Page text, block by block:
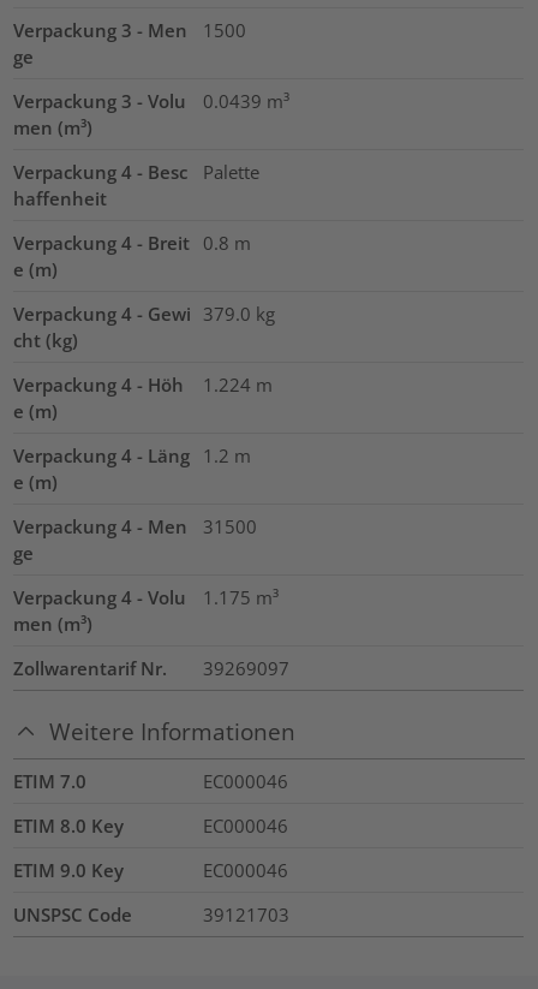
Verpackung 3 - Men
ge
1500
Verpackung 3 - Volu
men (m³)
0.0439 m³
Verpackung 4 - Besc
haffenheit
Palette
Verpackung 4 - Breit
e (m)
0.8 m
Verpackung 4 - Gewi
cht (kg)
379.0 kg
Verpackung 4 - Höh
e (m)
1.224 m
Verpackung 4 - Läng
e (m)
1.2 m
Verpackung 4 - Men
ge
31500
Verpackung 4 - Volu
men (m³)
1.175 m³
Zollwarentarif Nr. 39269097
Weitere Informationen
ETIM 7.0
EC000046
ETIM 8.0 Key
EC000046
ETIM 9.0 Key
EC000046
UNSPSC Code
39121703